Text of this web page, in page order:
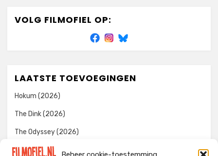
VOLG FILMOFIEL OP:
LAATSTE TOEVOEGINGEN
Hokum (2026)
The Dink (2026)
The Odyssey (2026)
Evil Dead Burn (2026)